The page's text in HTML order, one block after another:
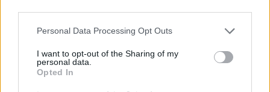
Please note that this website/app uses one or more Google
not limited to your visit or usage behaviour. You may click to
grant or deny consent to Google and its third-party tags to
use your data for below specified purposes in below Google
Personal Data Processing Opt Outs
I want to opt-out of the Sharing of my
personal data.
Opted In